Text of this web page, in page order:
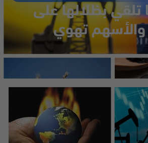
تلقي بظلالها على
والأسهم تهوي